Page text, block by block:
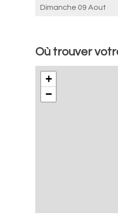
Dimanche 09 Aout
Où trouver
+
−